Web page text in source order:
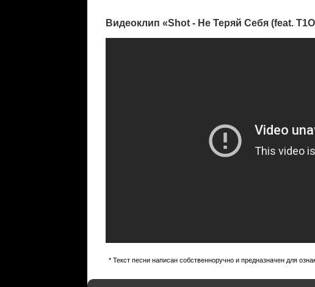
Видеоклип «Shot - Не Теряй Себя (feat.
* Текст песни написан собственноручно и предназначен для